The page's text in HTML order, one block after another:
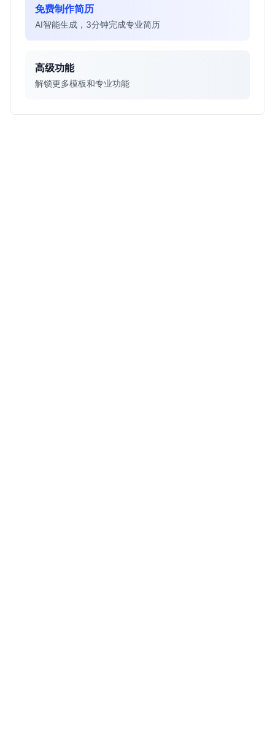
免费制作简历
AI智能生成，3分钟完成专业简历
高级功能
解锁更多模板和专业功能